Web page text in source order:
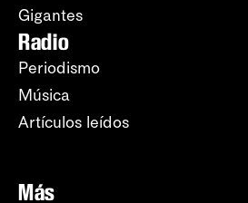
Gigantes
Radio
Periodismo
Música
Artículos leídos
Más